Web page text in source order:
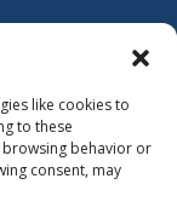
like cookies to
to these
behavior or
consent, may